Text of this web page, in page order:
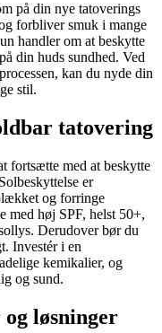
på din nye tatoverings
forbliver smuk i mange
handler om at beskytte
din huds sundhed. Ved
kan du nyde din
stil.
tatovering
fortsætte med at beskytte
er
og forringe
med høj SPF, helst 50+,
Derudover bør du
Investér i en
kemikalier, og
og sund.
løsninger